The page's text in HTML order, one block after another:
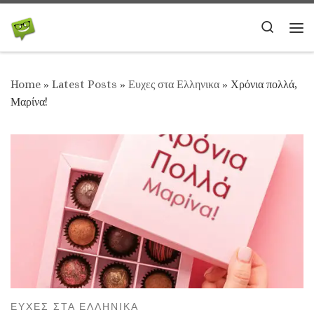
Skip to content
Search
Home » Latest Posts » Ευχες στα Ελληνικα » Χρόνια πολλά,
Μαρίνα!
ΕΥΧΕΣ ΣΤΑ ΕΛΛΗΝΙΚΑ